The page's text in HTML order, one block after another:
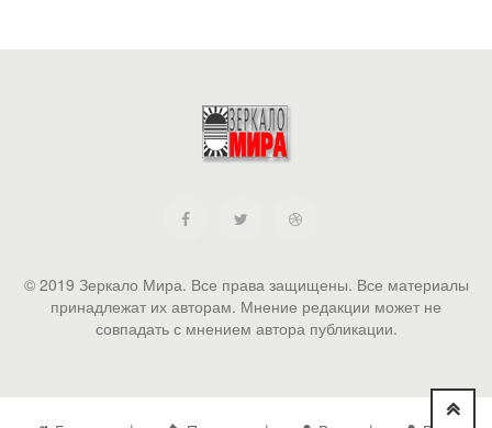
© 2019 Зеркало Мира. Все права защищены. Все материалы
принадлежат их авторам. Мнение редакции может не
совпадать с мнением автора публикации.